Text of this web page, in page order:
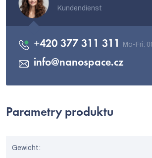
Kundendienst
info@nanospace.cz
+420 377 311 311
Parametry produktu
Gewicht: